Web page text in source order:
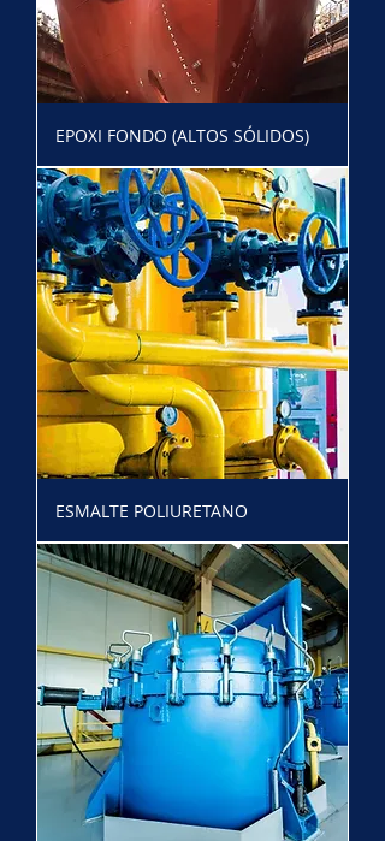
EPOXI FONDO (ALTOS SÓLIDOS)
ESMALTE POLIURETANO